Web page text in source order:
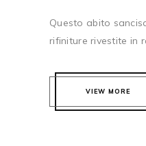
Questo abito
rifiniture rivestite in
VIEW MORE